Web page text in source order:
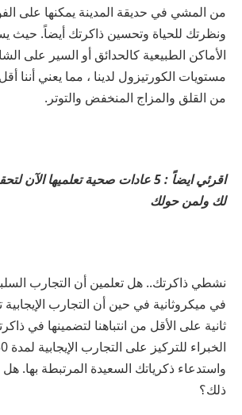
من المشي في حديقة المدينة يمكنها على
ونظرتك للحياة وتحسين ذاكرتك أيضاً. حيث
الأماكن الطبيعية كالحدائق أو السير على
مستويات الكورتيزول لدينا ، مما يعني أننا
من القلق والمزاج المنخفض والتوتر.
اقرئي ايضاً : 5 عادات صحية تعلميها
لك ولمن حولك
نشطي ذاكرتك.. هل تعلمين أن التجارب
ثانية على الأقل من انتباهنا لتضمينها في
واستدعاء ذكرياتك السعيدة المرتبطة بها.
ذلك؟